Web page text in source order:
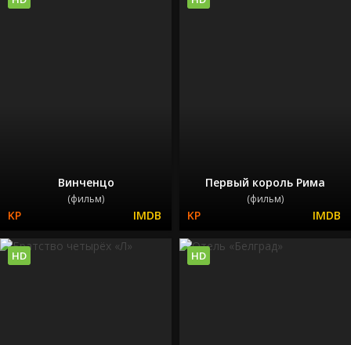
Винченцо
(фильм)
Первый король Рима
(фильм)
HD HD